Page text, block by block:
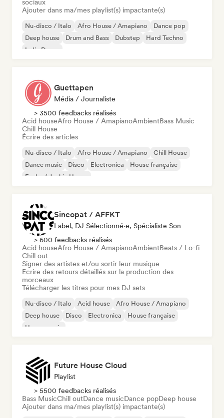
sociaux
Ajouter dans ma/mes playlist(s) impactante(s)
Nu-disco / Italo Afro House / Amapiano
Dance pop
Deep house
Drum and Bass Dubstep
Hard Techno
Indie Dance
Guettapen
Média / Journaliste
> 3500 feedbacks réalisés
Acid houseAfro House / AmapianoAmbientBass Music
Chill House
Écrire des articles
Nu-disco / Italo Afro House / Amapiano
Chill House
Dance music
Disco Electronica
House française
Funky / Jackin House
Sincopat / AFFKT
Label, DJ Sélectionné·e, Spécialiste Son
> 600 feedbacks réalisés
Acid houseAfro House / AmapianoAmbientBeats / Lo-fi
Chill out
Signer des artistes et/ou sortir leur musique
Ecrire des retours détaillés sur la production des
morceaux
Télécharger les titres pour mes DJ sets
Nu-disco / Italo Acid house
Afro House / Amapiano
Deep house
Disco Electronica
House française
House music
Future House Cloud
Playlist
> 5500 feedbacks réalisés
Bass MusicChill outDance musicDance popDeep house
Ajouter dans ma/mes playlist(s) impactante(s)